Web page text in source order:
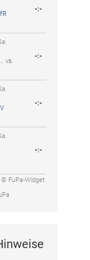
-:-
vs.
-:-
-:-
-:-
© FuPa-Widget